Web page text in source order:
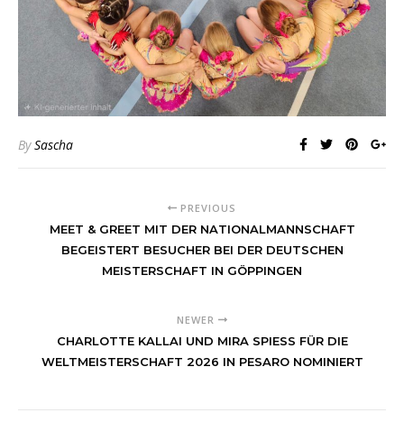
BySascha
PREVIOUS
MEET & GREET MIT DER NATIONALMANNSCHAFT
BEGEISTERT BESUCHER BEI DER DEUTSCHEN
MEISTERSCHAFT IN GÖPPINGEN
NEWER
CHARLOTTE KALLAI UND MIRA SPIESS FÜR DIE W
ELTMEISTERSCHAFT 2026 IN PESARO NOMINIERT